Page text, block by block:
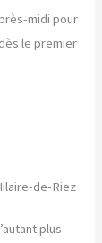
midi pour
le premier
de-Riez
plus